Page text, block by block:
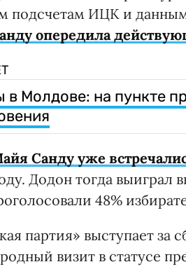
подсчетам ИЦК и
опередила
Молдове: на пункте
Санду уже
Додон тогда
48%
партия» выступает
визит в статусе